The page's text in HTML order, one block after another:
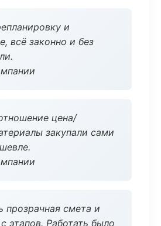
и
всё законно и без
цена/
закупали сами
прозрачная смета и
этапов. Работать было